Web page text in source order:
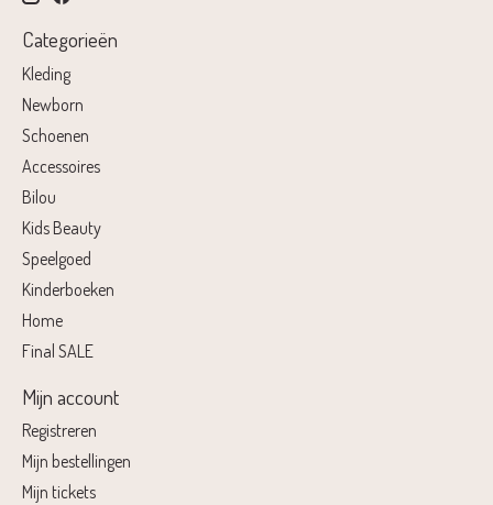
Categorieën
Kleding
Newborn
Schoenen
Accessoires
Bilou
Kids Beauty
Speelgoed
Kinderboeken
Home
Final SALE
Mijn account
Registreren
Mijn bestellingen
Mijn tickets